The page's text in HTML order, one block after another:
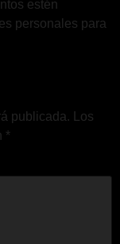
estén
personales para
publicada.
Los
*